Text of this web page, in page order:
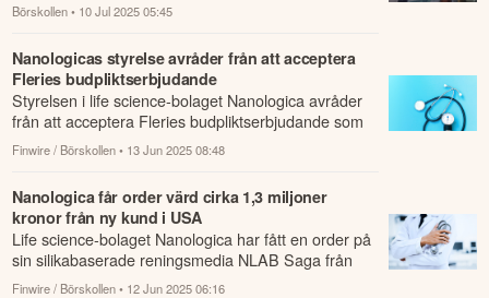
Börskollen • 10 Jul 2025 05:45
Nanologicas styrelse avråder från att acceptera
Fleries budpliktserbjudande
Styrelsen i life science-bolaget Nanologica avråder
från att acceptera Fleries budpliktserbjudande som
lämnades 23 maj.
Finwire / Börskollen • 13 Jun 2025 08:48
Nanologica får order värd cirka 1,3 miljoner
kronor från ny kund i USA
Life science-bolaget Nanologica har fått en order på
sin silikabaserade reningsmedia NLAB Saga från
en ny kund i USA.
Finwire / Börskollen • 12 Jun 2025 06:16